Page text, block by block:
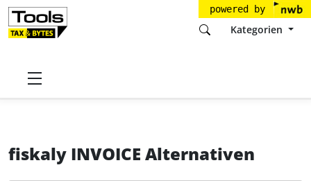
powered by
Kategorien
Startseite
fiskaly INVOICE Alternativen